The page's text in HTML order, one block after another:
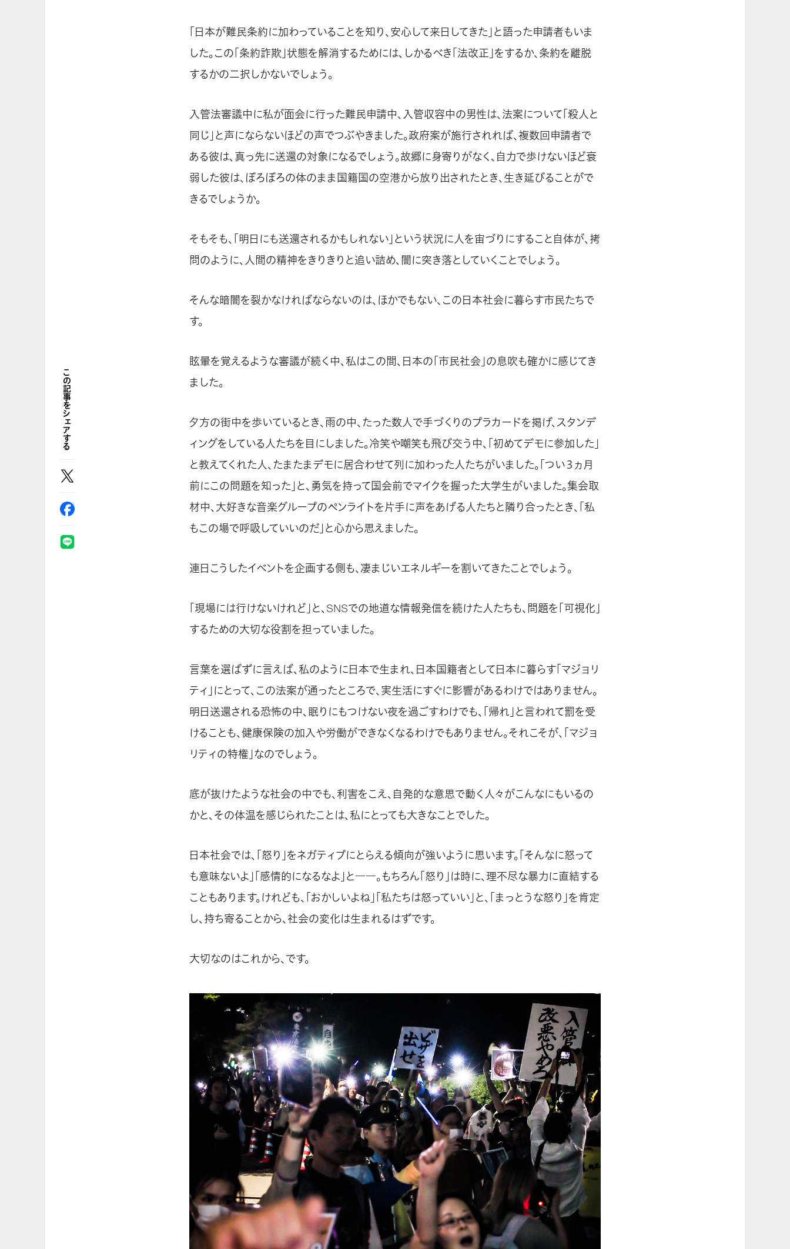
「日本が難民条約に加わっていることを知り、安心して来日してきた」と語った申請者もいま
した。この「条約詐欺」状態を解消するためには、しかるべき「法改正」をするか、条約を離脱
するかの二択しかないでしょう。
入管法審議中に私が面会に行った難民申請中、入管収容中の男性は、法案について「殺人と
同じ」と声にならないほどの声でつぶやきました。政府案が施行されれば、複数回申請者で
ある彼は、真っ先に送還の対象になるでしょう。故郷に身寄りがなく、自力で歩けないほど衰
弱した彼は、ぼろぼろの体のまま国籍国の空港から放り出されたとき、生き延びることがで
きるでしょうか。
そもそも、「明日にも送還されるかもしれない」という状況に人を宙づりにすること自体が、拷
問のように、人間の精神をきりきりと追い詰め、闇に突き落としていくことでしょう。
そんな暗闇を裂かなければならないのは、ほかでもない、この日本社会に暮らす市民たちで
す。
眩暈を覚えるような審議が続く中、私はこの間、日本の「市民社会」の息吹も確かに感じてき
ました。
夕方の街中を歩いているとき、雨の中、たった数人で手づくりのプラカードを掲げ、スタンデ
ィングをしている人たちを目にしました。冷笑や嘲笑も飛び交う中、「初めてデモに参加した」
と教えてくれた人、たまたまデモに居合わせて列に加わった人たちがいました。「つい３ヵ月
前にこの問題を知った」と、勇気を持って国会前でマイクを握った大学生がいました。集会取
材中、大好きな音楽グループのペンライトを片手に声をあげる人たちと隣り合ったとき、「私
もこの場で呼吸していいのだ」と心から思えました。
連日こうしたイベントを企画する側も、凄まじいエネルギーを割いてきたことでしょう。
「現場には行けないけれど」と、SNSでの地道な情報発信を続けた人たちも、問題を「可視化」
するための大切な役割を担っていました。
言葉を選ばずに言えば、私のように日本で生まれ、日本国籍者として日本に暮らす「マジョリ
ティ」にとって、この法案が通ったところで、実生活にすぐに影響があるわけではありません。
明日送還される恐怖の中、眠りにもつけない夜を過ごすわけでも、「帰れ」と言われて罰を受
けることも、健康保険の加入や労働ができなくなるわけでもありません。それこそが、「マジョ
リティの特権」なのでしょう。
底が抜けたような社会の中でも、利害をこえ、自発的な意思で動く人々がこんなにもいるの
かと、その体温を感じられたことは、私にとっても大きなことでした。
日本社会では、「怒り」をネガティブにとらえる傾向が強いように思います。「そんなに怒って
も意味ないよ」「感情的になるなよ」と――。もちろん「怒り」は時に、理不尽な暴力に直結する
こともあります。けれども、「おかしいよね」「私たちは怒っていい」と、「まっとうな怒り」を肯定
し、持ち寄ることから、社会の変化は生まれるはずです。
大切なのはこれから、です。
この記事をシェアする